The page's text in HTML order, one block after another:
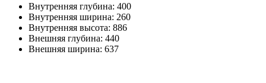
Внутренняя глубина: 400
Внутренняя ширина: 260
Внутренняя высота: 886
Внешняя глубина: 440
Внешняя ширина: 637